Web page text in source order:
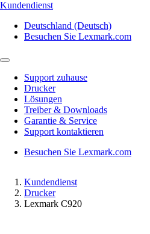
Kundendienst
Deutschland (Deutsch)
Besuchen Sie Lexmark.com
Support zuhause
Drucker
Lösungen
Treiber & Downloads
Garantie & Service
Support kontaktieren
Besuchen Sie Lexmark.com
Kundendienst
Drucker
Lexmark C920